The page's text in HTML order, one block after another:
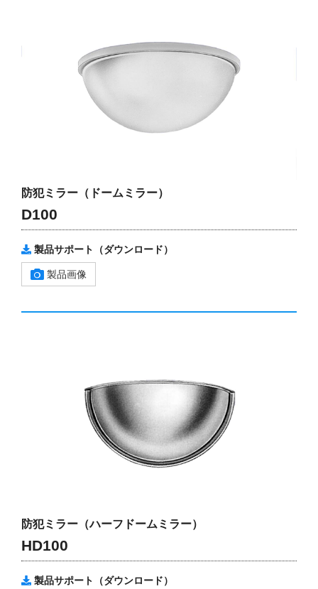
防犯ミラー（ドームミラー）
D100
製品サポート（ダウンロード）
製品画像
防犯ミラー（ハーフドームミラー）
HD100
製品サポート（ダウンロード）